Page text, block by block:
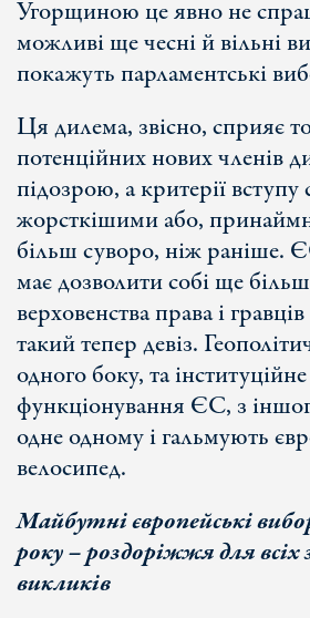
Угорщиною це явно не
можливі ще чесні й вільні
покажуть парламентські
Ця дилема, звісно, сприяє
потенційних нових членів
підозрою, а критерії вступу
жорсткішими або,
більш суворо, ніж раніше.
має дозволити собі ще
верховенства права і
такий тепер девіз.
одного боку, та інституційне
функціонування ЄС, з
одне одному і гальмують
велосипед.
Майбутні європейські
року – роздоріжжя для всіх
викликів